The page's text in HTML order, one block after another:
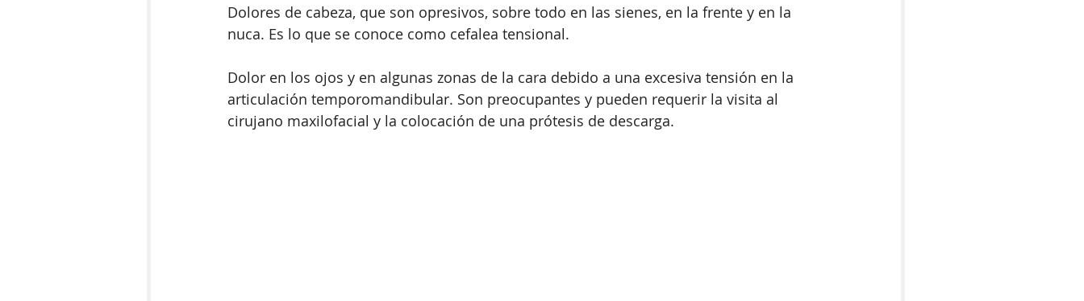
Dolores de cabeza, que son opresivos, sobre todo en las sienes, en la frente y en la
nuca. Es lo que se conoce como cefalea tensional.
Dolor en los ojos y en algunas zonas de la cara debido a una excesiva tensión en la
articulación temporomandibular. Son preocupantes y pueden requerir la visita al
cirujano maxilofacial y la colocación de una prótesis de descarga.